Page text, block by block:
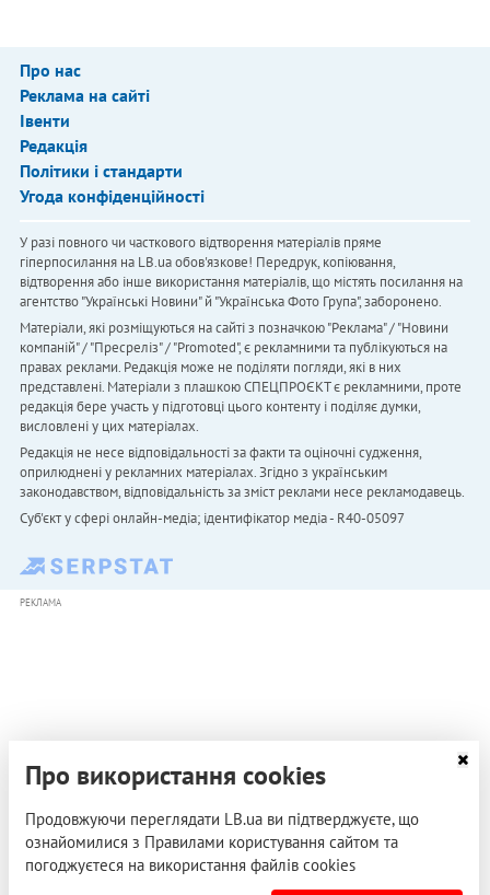
Про нас
Реклама на сайті
Івенти
Редакція
Політики і стандарти
Угода конфіденційності
У разі повного чи часткового відтворення матеріалів пряме
гіперпосилання на LB.ua обов'язкове! Передрук, копіювання,
відтворення або інше використання матеріалів, що містять посилання на
агентство "Українськi Новини" й "Українська Фото Група", заборонено.
Матеріали, які розміщуються на сайті з позначкою "Реклама" / "Новини
компаній" / "Пресреліз" / "Promoted", є рекламними та публікуються на
правах реклами. Редакція може не поділяти погляди, які в них
представлені. Матеріали з плашкою СПЕЦПРОЄКТ є рекламними, проте
редакція бере участь у підготовці цього контенту і поділяє думки,
висловлені у цих матеріалах.
Редакція не несе відповідальності за факти та оціночні судження,
оприлюднені у рекламних матеріалах. Згідно з українським
законодавством, відповідальність за зміст реклами несе рекламодавець.
Cуб'єкт у сфері онлайн-медіа; ідентифікатор медіа - R40-05097
РЕКЛАМА
Про використання cookies
Продовжуючи переглядати LB.ua ви підтверджуєте, що
ознайомилися з Правилами користування сайтом та
погоджуєтеся на використання файлів cookies